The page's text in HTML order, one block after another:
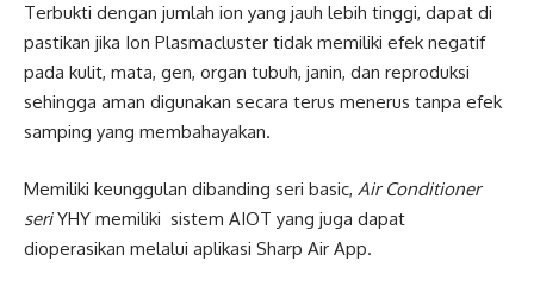
Terbukti dengan jumlah ion yang jauh lebih tinggi, dapat di
pastikan jika Ion Plasmacluster tidak memiliki efek negatif
pada kulit, mata, gen, organ tubuh, janin, dan reproduksi
sehingga aman digunakan secara terus menerus tanpa efek
samping yang membahayakan.
Memiliki keunggulan dibanding seri basic, Air Conditioner
seriYHY memiliki sistem AIOT yang juga dapat
dioperasikan melalui aplikasi Sharp Air App.